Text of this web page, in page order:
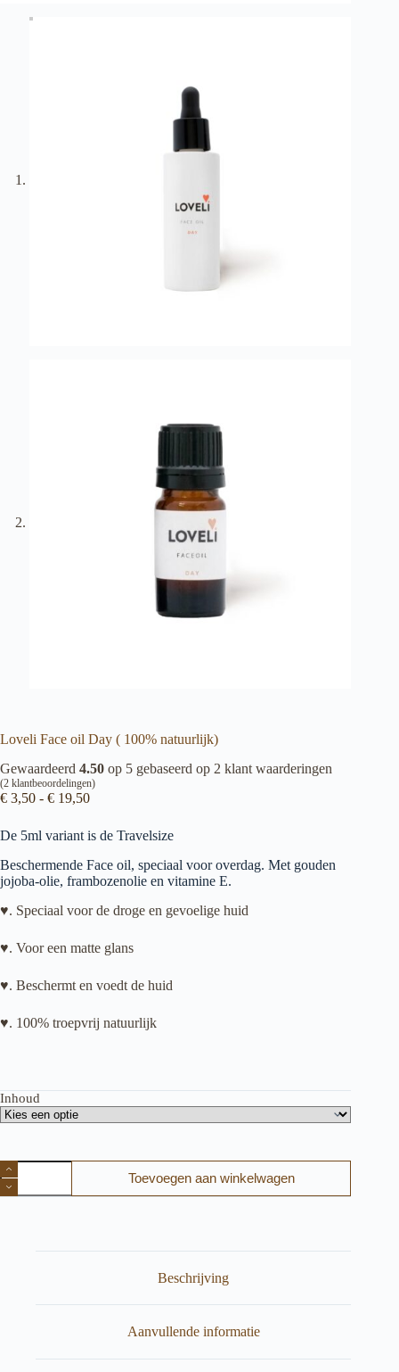
Loveli Face oil Day ( 100% natuurlijk)
Gewaardeerd 4.50 op 5 gebaseerd op 2 klant waarderingen
(2 klantbeoordelingen)
€ 3,50 - € 19,50Prijsklasse:
tot
€ 19,50
De 5ml variant is de Travelsize
Beschermende Face oil, speciaal voor overdag. Met gouden
jojoba-olie, frambozenolie en vitamine E.
♥. Speciaal voor de droge en gevoelige huid
♥. Voor een matte glans
♥. Beschermt en voedt de huid
♥. 100% troepvrij natuurlijk
Inhoud
Loveli
Face
oil
Toevoegen aan winkelwagen
Beschrijving
Aanvullende informatie